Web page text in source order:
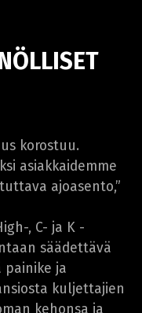
korostuu.
asiakkaidemme
ajoasento,”
, C- ja K -
säädettävä
ja
kuljettajien